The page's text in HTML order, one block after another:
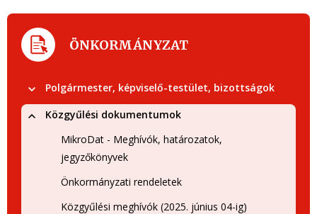
ÖNKORMÁNYZAT
Polgármester, képviselő-testület, bizottságok
Közgyűlési dokumentumok
MikroDat - Meghívók, határozatok,
jegyzőkönyvek
Önkormányzati rendeletek
Közgyűlési meghívók (2025. június 04-ig)